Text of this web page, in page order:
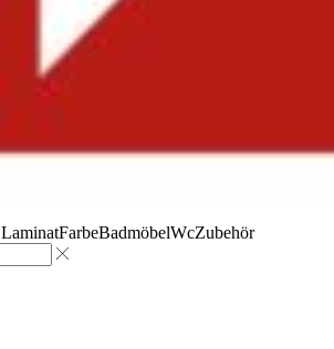
LaminatFarbeBadmöbelWcZubehör